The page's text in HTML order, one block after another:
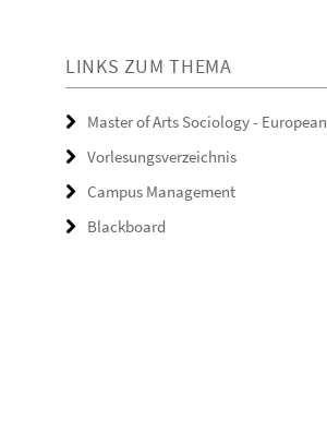
LINKS ZUM THEMA
Master of Arts Sociology -
Vorlesungsverzeichnis
Campus Management
Blackboard